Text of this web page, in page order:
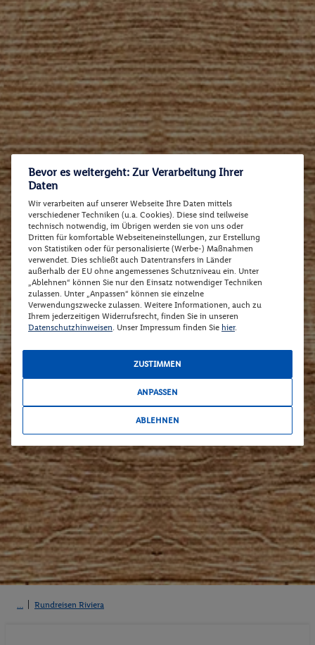
Rundreisen Riviera
Bevor es weitergeht: Zur Verarbeitung Ihrer
Daten
Wir verarbeiten auf unserer Webseite Ihre Daten mittels
verschiedener Techniken (u.a. Cookies). Diese sind teilweise
technisch notwendig, im Übrigen werden sie von uns oder
Dritten für komfortable Webseiteneinstellungen, zur Erstellung
von Statistiken oder für personalisierte (Werbe-) Maßnahmen
verwendet. Dies schließt auch Datentransfers in Länder
außerhalb der EU ohne angemessenes Schutzniveau ein. Unter
„Ablehnen“ können Sie nur den Einsatz notwendiger Techniken
zulassen. Unter „Anpassen“ können sie einzelne
Verwendungszwecke zulassen. Weitere Informationen, auch zu
Ihrem jederzeitigen Widerrufsrecht, finden Sie in unseren
Datenschutzhinweisen . Unser Impressum finden Sie hier.
ZUSTIMMEN
ANPASSEN
ABLEHNEN